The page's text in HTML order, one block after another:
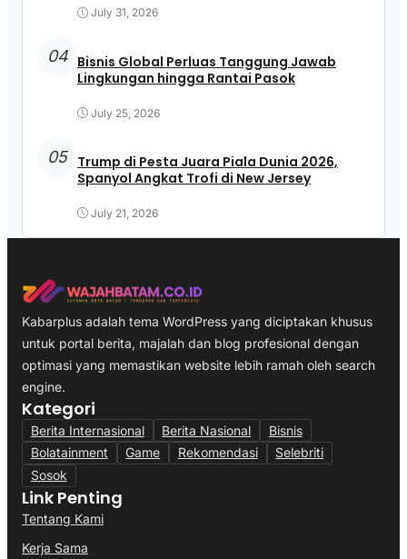
July 31, 2026
04 Bisnis Global Perluas Tanggung Jawab
Lingkungan hingga Rantai Pasok
July 25, 2026
05 Trump di Pesta Juara Piala Dunia 2026,
Spanyol Angkat Trofi di New Jersey
July 21, 2026
Kabarplus adalah tema WordPress yang diciptakan khusus
untuk portal berita, majalah dan blog profesional dengan
optimasi yang memastikan website lebih ramah oleh search
engine.
Kategori
Berita Internasional Berita Nasional
Bisnis
Bolatainment
Game Rekomendasi
Selebriti
Sosok
Link Penting
Tentang Kami
Kerja Sama